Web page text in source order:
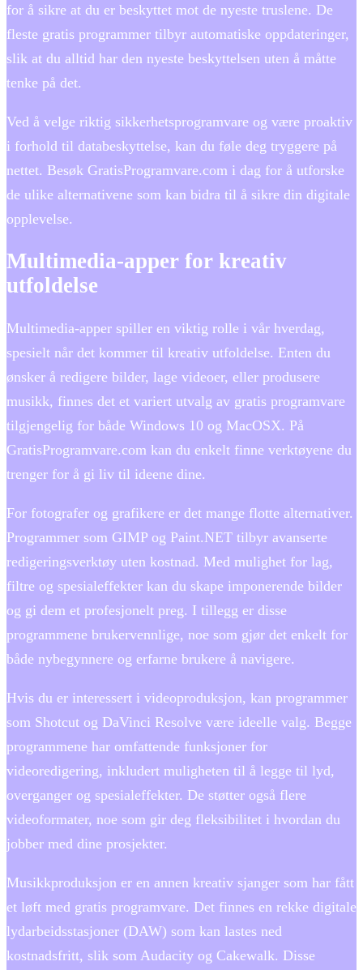
for å sikre at du er beskyttet mot de nyeste truslene. De
fleste gratis programmer tilbyr automatiske oppdateringer,
slik at du alltid har den nyeste beskyttelsen uten å måtte
tenke på det.
Ved å velge riktig sikkerhetsprogramvare og være proaktiv
i forhold til databeskyttelse, kan du føle deg tryggere på
nettet. Besøk GratisProgramvare.com i dag for å utforske
de ulike alternativene som kan bidra til å sikre din digitale
opplevelse.
Multimedia-apper for kreativ
utfoldelse
Multimedia-apper spiller en viktig rolle i vår hverdag,
spesielt når det kommer til kreativ utfoldelse. Enten du
ønsker å redigere bilder, lage videoer, eller produsere
musikk, finnes det et variert utvalg av gratis programvare
tilgjengelig for både Windows 10 og MacOSX. På
GratisProgramvare.com kan du enkelt finne verktøyene du
trenger for å gi liv til ideene dine.
For fotografer og grafikere er det mange flotte alternativer.
Programmer som GIMP og Paint.NET tilbyr avanserte
redigeringsverktøy uten kostnad. Med mulighet for lag,
filtre og spesialeffekter kan du skape imponerende bilder
og gi dem et profesjonelt preg. I tillegg er disse
programmene brukervennlige, noe som gjør det enkelt for
både nybegynnere og erfarne brukere å navigere.
Hvis du er interessert i videoproduksjon, kan programmer
som Shotcut og DaVinci Resolve være ideelle valg. Begge
programmene har omfattende funksjoner for
videoredigering, inkludert muligheten til å legge til lyd,
overganger og spesialeffekter. De støtter også flere
videoformater, noe som gir deg fleksibilitet i hvordan du
jobber med dine prosjekter.
Musikkproduksjon er en annen kreativ sjanger som har fått
et løft med gratis programvare. Det finnes en rekke digitale
lydarbeidsstasjoner (DAW) som kan lastes ned
kostnadsfritt, slik som Audacity og Cakewalk. Disse